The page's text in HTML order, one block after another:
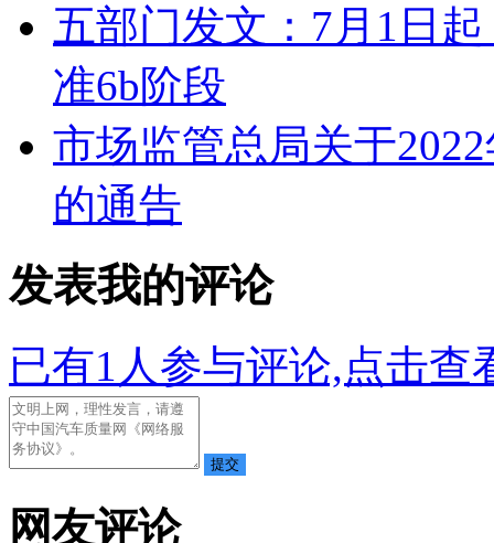
五部门发文：7月1日
准6b阶段
市场监管总局关于
的通告
发表我的评论
已有1 人参与评论,点击查
网友评论